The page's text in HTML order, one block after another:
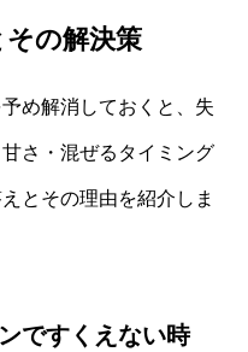
の解決策
め解消しておくと、失
さ・混ぜるタイミング
とその理由を紹介しま
ですくえない時